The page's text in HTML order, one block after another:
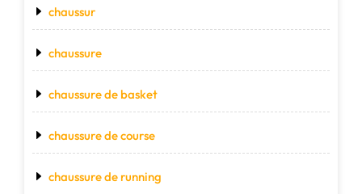
chaussur
chaussure
chaussure de basket
chaussure de course
chaussure de running